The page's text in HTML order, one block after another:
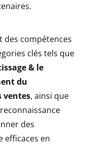
des compétences
clés tels que
& le
du
ventes, ainsi que
des
efficaces en